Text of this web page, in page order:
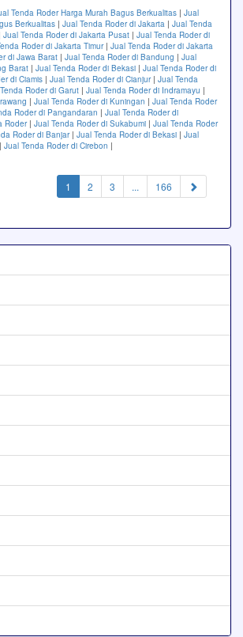
Tenda Roder Harga Murah Bagus Berkualitas | Jual
Berkualitas | Jual Tenda Roder di Jakarta | Jual Tenda
Jual Tenda Roder di Jakarta Pusat | Jual Tenda Roder di
Roder di Jakarta Timur| Jual Tenda Roder di Jakarta
di Jawa Barat | Jual Tenda Roder di Bandung | Jual
Barat | Jual Tenda Roder di Bekasi | Jual Tenda Roder di
di Ciamis | Jual Tenda Roder di Cianjur| Jual Tenda
Roder di Garut | Jual Tenda Roder di Indramayu |
| Jual Tenda Roder di Kuningan | Jual Tenda Roder
Roder di Pangandaran | Jual Tenda Roder di
Roder| Jual Tenda Roder di Sukabumi | Jual Tenda Roder
Roder di Banjar| Jual Tenda Roder di Bekasi | Jual
| Jual Tenda Roder di Cirebon |
1 (current)
2 3 ... 166